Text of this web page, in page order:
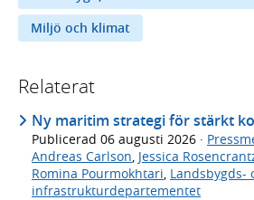
Miljö och klimat
Relaterat
Ny maritim strategi för stärkt
Publicerad 06 augusti 2026 ·
Andreas Carlson Jessica
Romina Pourmokhtari Landsbygds-
infrastrukturdepartementet